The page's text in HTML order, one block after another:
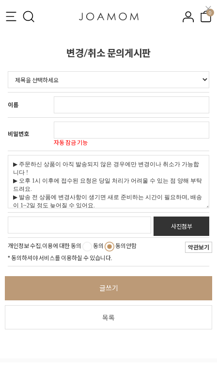
0
변경/취소 문의게시판
이름
비밀번호
자동 잠금 기능
사진첨부
개인정보 수집,이용에 대한 동의 동의 동의안함
약관보기
* 동의하셔야 서비스를 이용하실 수 있습니다.
글쓰기
목록